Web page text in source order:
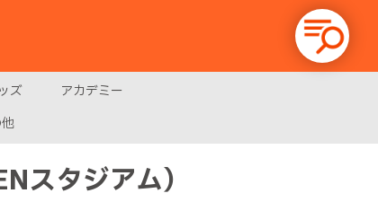
ズ
アカデミー
スタジアム）